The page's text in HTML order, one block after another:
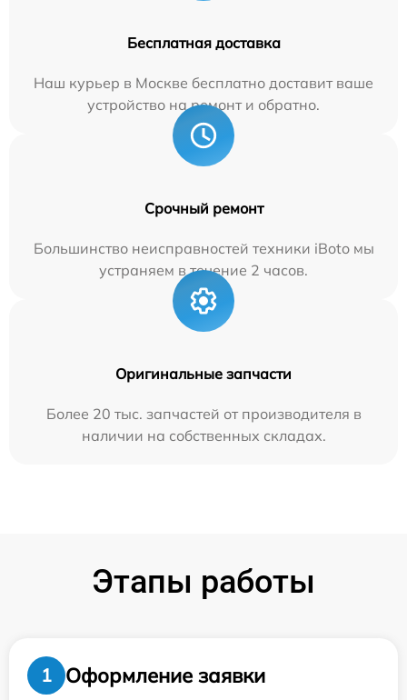
Бесплатная доставка
Наш курьер в Москве бесплатно доставит ваше
устройство на ремонт и обратно.
Срочный ремонт
Большинство неисправностей техники iBoto мы
устраняем в течение 2 часов.
Оригинальные запчасти
Более 20 тыс. запчастей от производителя в
наличии на собственных складах.
Этапы работы
1 Оформление заявки